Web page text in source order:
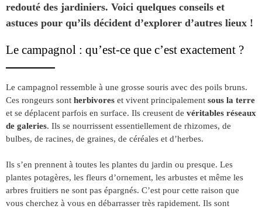
redouté des jardiniers. Voici quelques conseils et
astuces pour qu’ils décident d’explorer d’autres lieux !
Le campagnol : qu’est-ce que c’est exactement ?
Le campagnol ressemble à une grosse souris avec des poils bruns.
Ces rongeurs sont herbivores et vivent principalement sous la terre
et se déplacent parfois en surface. Ils creusent de véritables réseaux
de galeries. Ils se nourrissent essentiellement de rhizomes, de
bulbes, de racines, de graines, de céréales et d’herbes.
Ils s’en prennent à toutes les plantes du jardin ou presque. Les
plantes potagères, les fleurs d’ornement, les arbustes et même les
arbres fruitiers ne sont pas épargnés. C’est pour cette raison que
vous cherchez à vous en débarrasser très rapidement. Ils sont